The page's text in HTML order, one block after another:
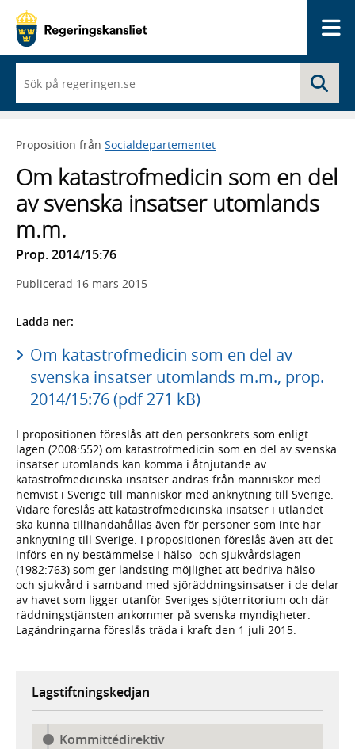
du
börjar
skriva
framträder
lista
med
sökförslag
Proposition från Socialdepartementet
Om katastrofmedicin som en del
av svenska insatser utomlands
m.m.
Prop. 2014/15:76
Publicerad 16 mars 2015
Ladda ner:
Om katastrofmedicin som en del av
svenska insatser utomlands m.m., prop.
2014/15:76 (pdf 271 kB)
I propositionen föreslås att den personkrets som enligt
lagen (2008:552) om katastrofmedicin som en del av svenska
insatser utomlands kan komma i åtnjutande av
katastrofmedicinska insatser ändras från människor med
hemvist i Sverige till människor med anknytning till Sverige.
Vidare föreslås att katastrofmedicinska insatser i utlandet
ska kunna tillhandahållas även för personer som inte har
anknytning till Sverige. I propositionen föreslås även att det
införs en ny bestämmelse i hälso- och sjukvårdslagen
(1982:763) som ger landsting möjlighet att bedriva hälso-
och sjukvård i samband med sjöräddningsinsatser i de delar
av havet som ligger utanför Sveriges sjöterritorium och där
räddningstjänsten ankommer på svenska myndigheter.
Lagändringarna föreslås träda i kraft den 1 juli 2015.
Lagstiftningskedjan
Kommittédirektiv